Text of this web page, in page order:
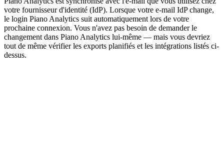
votre fournisseur d'identité (IdP). Lorsque votre e-mail IdP change,
le login Piano Analytics suit automatiquement lors de votre
prochaine connexion. Vous n'avez pas besoin de demander le
changement dans Piano Analytics lui-même — mais vous devriez
tout de même vérifier les exports planifiés et les intégrations listés ci-
dessus.